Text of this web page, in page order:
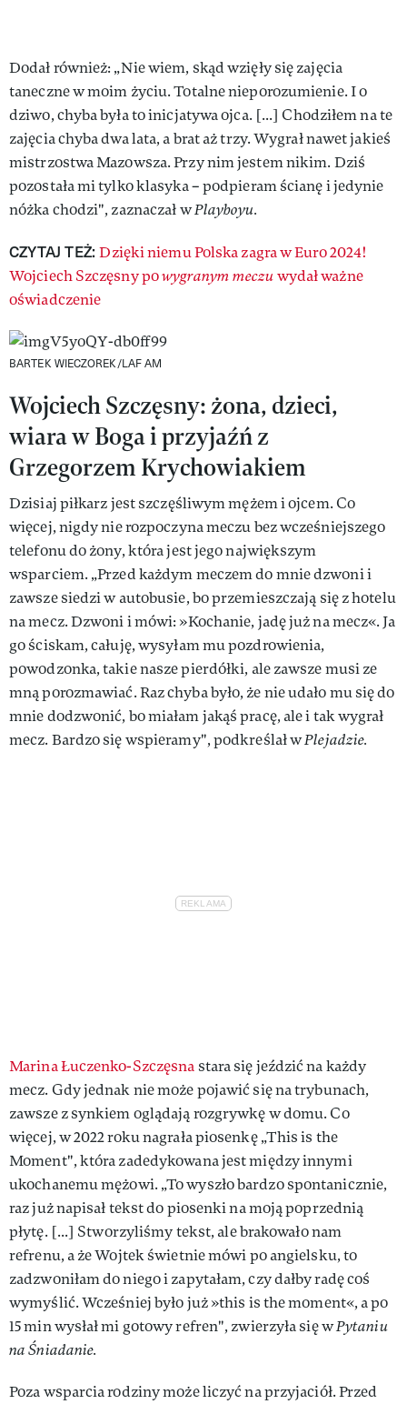
Dodał również: „Nie wiem, skąd wzięły się zajęcia
taneczne w moim życiu. Totalne nieporozumienie. I o
dziwo, chyba była to inicjatywa ojca. [...] Chodziłem na te
zajęcia chyba dwa lata, a brat aż trzy. Wygrał nawet jakieś
mistrzostwa Mazowsza. Przy nim jestem nikim. Dziś
pozostała mi tylko klasyka – podpieram ścianę i jedynie
nóżka chodzi", zaznaczał wPlayboyu.
CZYTAJ TEŻ:Dzięki niemu Polska zagra w Euro 2024!
Wojciech Szczęsny powygranym meczuwydał ważne
oświadczenie
BARTEK WIECZOREK/LAF AM
Wojciech Szczęsny: żona, dzieci,
wiara w Boga i przyjaźń z
Grzegorzem Krychowiakiem
Dzisiaj piłkarz jest szczęśliwym mężem i ojcem. Co
więcej, nigdy nie rozpoczyna meczu bez wcześniejszego
telefonu do żony, która jest jego największym
wsparciem. „Przed każdym meczem do mnie dzwoni i
zawsze siedzi w autobusie, bo przemieszczają się z hotelu
na mecz. Dzwoni i mówi: »Kochanie, jadę już na mecz«. Ja
go ściskam, całuję, wysyłam mu pozdrowienia,
powodzonka, takie nasze pierdółki, ale zawsze musi ze
mną porozmawiać. Raz chyba było, że nie udało mu się do
mnie dodzwonić, bo miałam jakąś pracę, ale i tak wygrał
mecz. Bardzo się wspieramy", podkreślał wPlejadzie.
Marina Łuczenko-Szczęsnastara się jeździć na każdy
mecz. Gdy jednak nie może pojawić się na trybunach,
zawsze z synkiem oglądają rozgrywkę w domu. Co
więcej, w 2022 roku nagrała piosenkę „This is the
Moment", która zadedykowana jest między innymi
ukochanemu mężowi. „To wyszło bardzo spontanicznie,
raz już napisał tekst do piosenki na moją poprzednią
płytę. [...] Stworzyliśmy tekst, ale brakowało nam
refrenu, a że Wojtek świetnie mówi po angielsku, to
zadzwoniłam do niego i zapytałam, czy dałby radę coś
wymyślić. Wcześniej było już »this is the moment«, a po
15 min wysłał mi gotowy refren", zwierzyła się wPytaniu
na Śniadanie.
Poza wsparcia rodziny może liczyć na przyjaciół. Przed